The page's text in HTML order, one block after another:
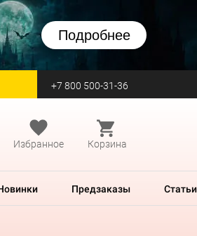
Подробнее
Zvezda +7 800 500-31-36
Избранное Корзина
Предзаказы Статьи